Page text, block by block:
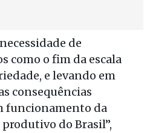
de
como o fim da escala
e levando em
consequências
funcionamento da
do Brasil”,